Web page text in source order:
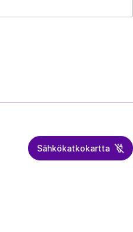
Sähkökatkokartta